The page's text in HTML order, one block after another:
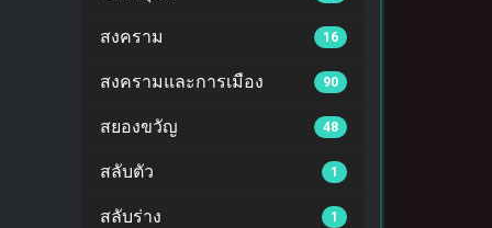
สงคราม 16
สงครามและการเมือง 90
สยองขวัญ 48
สลับตัว 1
สลับร่าง 1